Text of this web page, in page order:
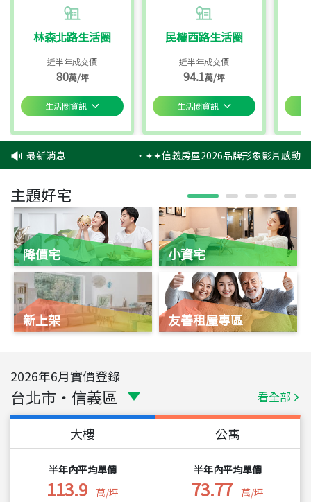
林森北路生活圈
近半年成交價
80萬/坪
生活圈資訊
民權西路生活圈
近半年成交價
94.1萬/坪
生活圈資訊
最新消息 ‧✦✦信義房屋2026品牌形象影片感動
主題好宅
降價宅
新上架
小資宅
友善租屋專區
2026年6月實價登錄
台北市 ・ 信義區 看全部
大樓
半年內平均單價
113.9 萬/坪
公寓
半年內平均單價
73.77 萬/坪